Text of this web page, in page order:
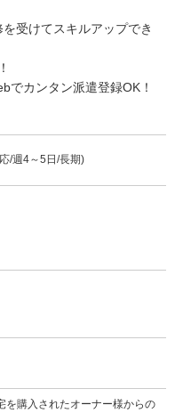
受けてスキルアップでき
カンタン派遣登録OK！
/週4～5日/長期)
を購入されたオーナー様からの